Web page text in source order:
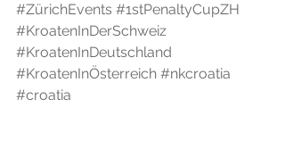
#ZürichEvents #1stPenaltyCupZH
#KroatenInDerSchweiz
#KroatenInDeutschland
#KroatenInÖsterreich #nkcroatia
#croatia